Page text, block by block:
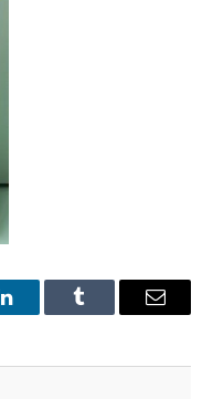
LinkedInTumblr Email